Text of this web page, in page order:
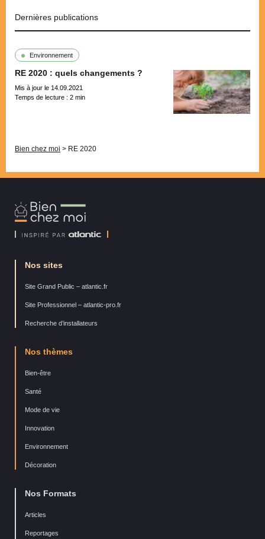
Dernières publications
Environnement
RE 2020 : quels changements ?
Mis à jour le 14.09.2021
Temps de lecture : 2 min
Bien chez moi > RE 2020
Bien
Chez
Nos sites
Site Grand Public – atlantic.fr
Site Professionnel – atlantic-pro.fr
Recherche d’installateurs
Nos thèmes
Bien-être
Santé
Mode de vie
Innovation
Environnement
Décoration
Nos Formats
Articles
Reportages